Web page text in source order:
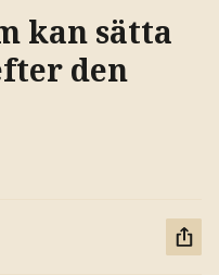
kan sätta
den